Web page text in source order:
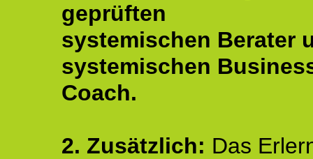
geprüften
systemischen Berater
systemischen
Coach.
2. Zusätzlich: Das